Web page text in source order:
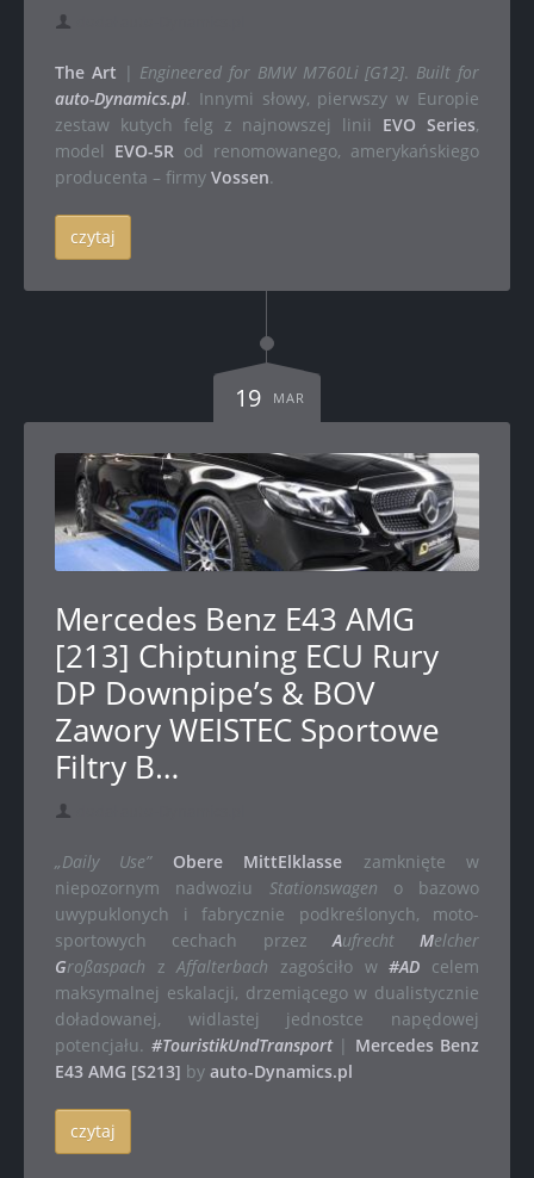
The Art | Engineered for BMW M760Li [G12]. Built for
auto-Dynamics.pl. Innymi słowy, pierwszy w Europie
zestaw kutych felg z najnowszej linii EVO Series,
model EVO-5R od renomowanego, amerykańskiego
producenta – firmy Vossen.
czytaj
19 MAR
Mercedes Benz E43 AMG
[213] Chiptuning ECU Rury
DP Downpipe’s & BOV
Zawory WEISTEC Sportowe
Filtry B…
„Daily Use” Obere MittElklasse zamknięte w
niepozornym nadwoziu Stationswagen o bazowo
uwypuklonych i fabrycznie podkreślonych, moto-
sportowych cechach przezAufrecht Melcher
Großaspach zAffalterbach zagościło w#AD celem
maksymalnej eskalacji, drzemiącego w dualistycznie
doładowanej, widlastej jednostce napędowej
potencjału. #TouristikUndTransport| Mercedes Benz
E43 AMG [S213] by auto-Dynamics.pl
czytaj